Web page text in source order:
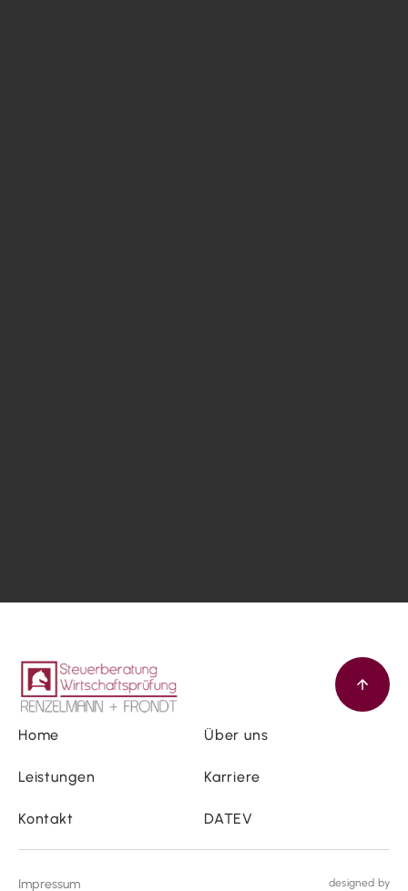
Home Über uns
Leistungen Karriere
Kontakt DATEV
Impressum
designed by